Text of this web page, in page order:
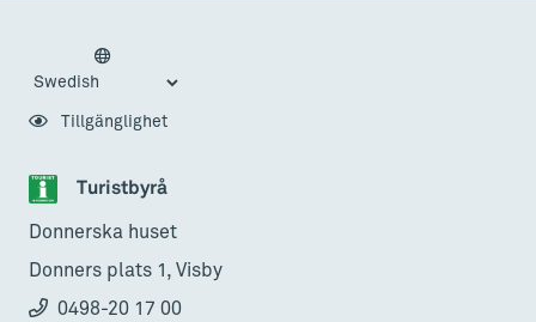
Turistbyrå
Donnerska huset
Donners plats 1, Visby
0498-20 17 00
Tillgänglighet